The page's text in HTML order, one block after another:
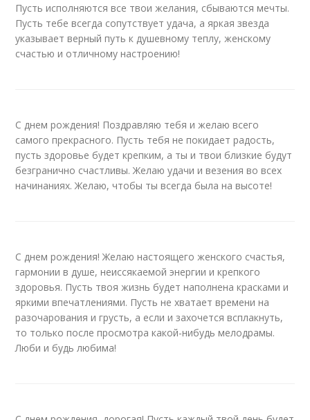
Пусть исполняются все твои желания, сбываются мечты.
Пусть тебе всегда сопутствует удача, а яркая звезда
указывает верный путь к душевному теплу, женскому
счастью и отличному настроению!
С днем рождения! Поздравляю тебя и желаю всего
самого прекрасного. Пусть тебя не покидает радость,
пусть здоровье будет крепким, а ты и твои близкие будут
безгранично счастливы. Желаю удачи и везения во всех
начинаниях. Желаю, чтобы ты всегда была на высоте!
С днем рождения! Желаю настоящего женского счастья,
гармонии в душе, неиссякаемой энергии и крепкого
здоровья. Пусть твоя жизнь будет наполнена красками и
яркими впечатлениями. Пусть не хватает времени на
разочарования и грусть, а если и захочется всплакнуть,
то только после просмотра какой-нибудь мелодрамы.
Люби и будь любима!